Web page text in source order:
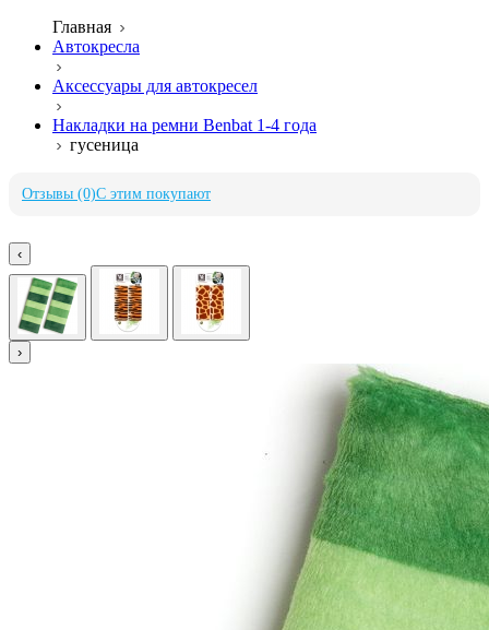
Главная
Автокресла
Аксессуары для автокресел
Накладки на ремни Benbat 1-4 года
гусеница
Отзывы (0)С этим покупают
‹
›